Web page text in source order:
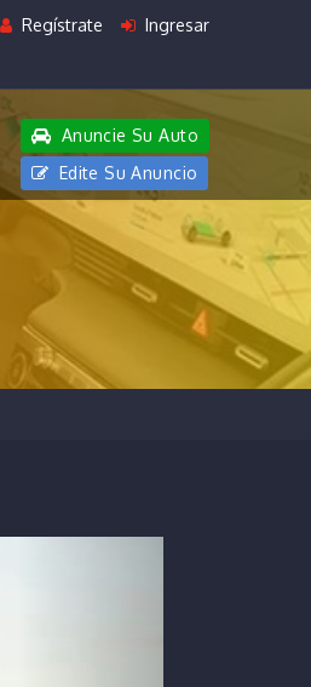
Regístrate Ingresar
Anuncie Su Auto
Edite Su Anuncio